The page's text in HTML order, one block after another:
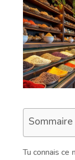
Sommaire
Tu connais ce